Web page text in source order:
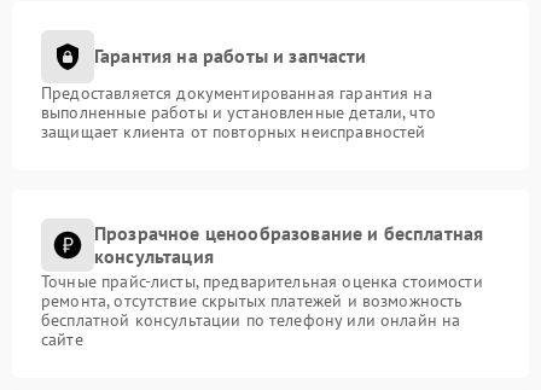
Гарантия на работы и запчасти
Предоставляется документированная гарантия на
выполненные работы и установленные детали, что
защищает клиента от повторных неисправностей
Прозрачное ценообразование и бесплатная
консультация
Точные прайс-листы, предварительная оценка стоимости
ремонта, отсутствие скрытых платежей и возможность
бесплатной консультации по телефону или онлайн на
сайте